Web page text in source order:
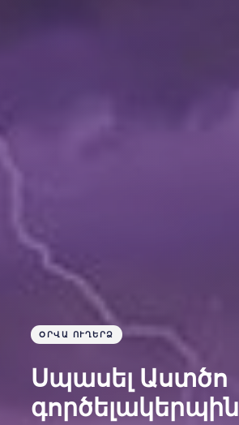
ՕՐՎԱ ՈՒՂԵՐՁ
Սպասել Աստծո
գործելակերպին